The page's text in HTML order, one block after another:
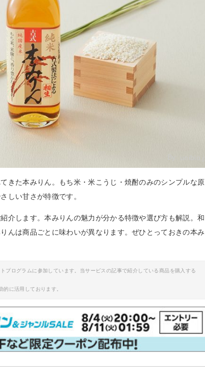
きた本みりん。もち米・米こうじ・焼酎のみのシンプルな原
しい甘さが特徴です。
介します。本みりんの魅力が分かる特徴や選び方も解説。和
んは商品ごとに味わいが異なります。ぜひとっておきの本み
プログラムに参加しています。当サービスの記事で紹介している商品を購入する
に活用しております。